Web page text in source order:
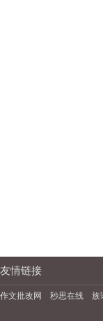
友情链接
作文批改网 秒思在线 族